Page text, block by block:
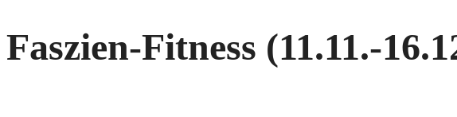
Faszien-Fitness (11.11.-